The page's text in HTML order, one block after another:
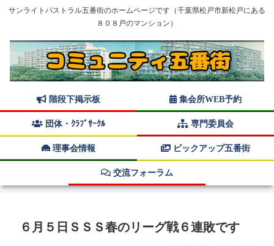
サンライトパストラル五番街のホームページです（千葉県松戸市新松戸にある
８０８戸のマンション）
階段下掲示板 集会所WEB予約
団体・ｸﾗﾌﾞｻｰｸﾙ 専門委員会
理事会情報 ピックアップ五番街
交流フォーラム
６月５日ＳＳＳ春のリーグ戦６連敗です